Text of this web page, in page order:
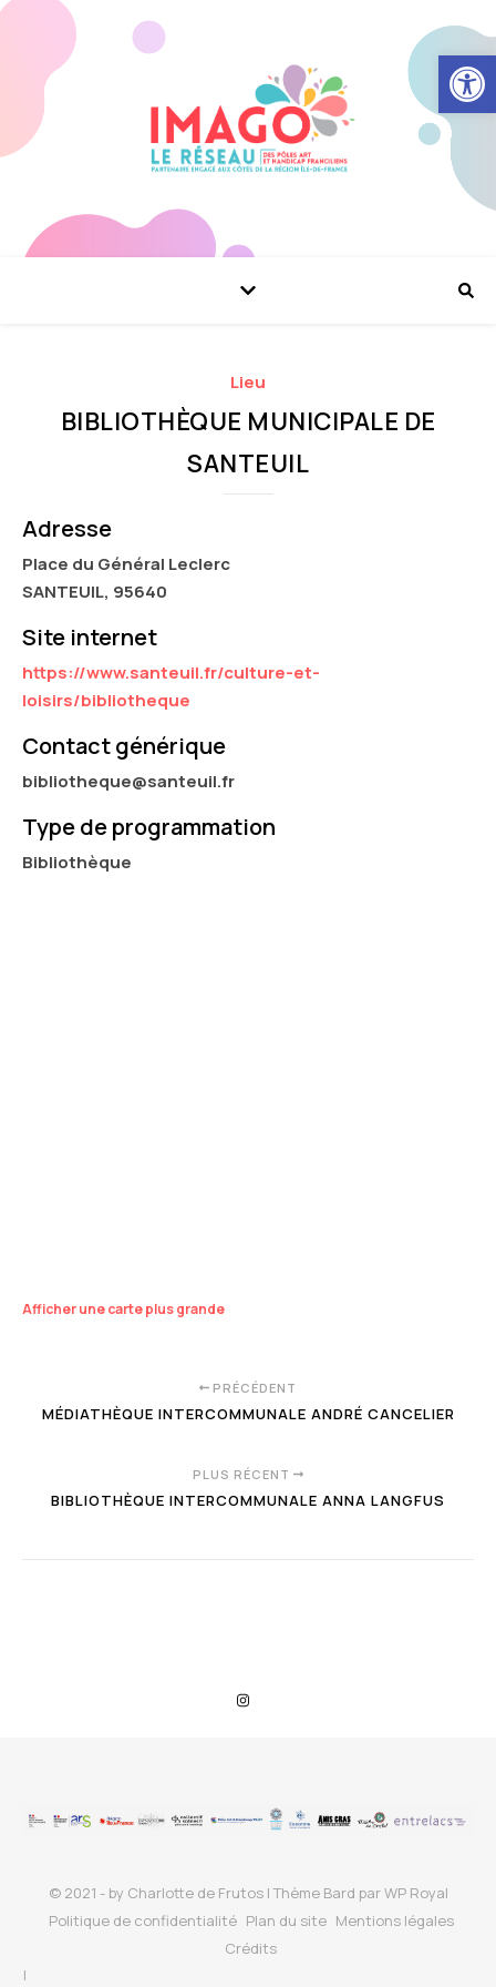
Ouvrir
Lieu
BIBLIOTHÈQUE MUNICIPALE DE
SANTEUIL
Adresse
Place du Général Leclerc
SANTEUIL, 95640
Site internet
https://www.santeuil.fr/culture-et-
loisirs/bibliotheque
Contact générique
bibliotheque@santeuil.fr
Type de programmation
Bibliothèque
Afficher une carte plus grande
PRÉCÉDENT
MÉDIATHÈQUE INTERCOMMUNALE ANDRÉ CANCELIER
PLUS RÉCENT
BIBLIOTHÈQUE INTERCOMMUNALE ANNA LANGFUS
© 2021 - by Charlotte de Frutos |Thème Bard parWP Royal
Politique de confidentialité Plan du site Mentions légales
Crédits